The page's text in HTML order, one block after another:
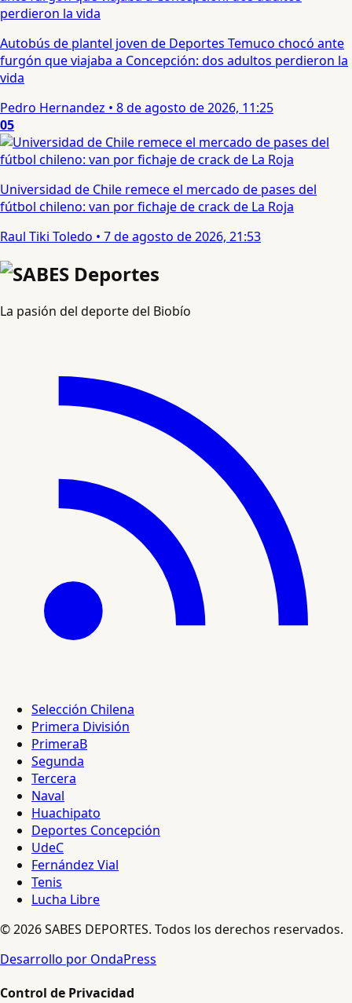
Autobús de plantel joven de Deportes Temuco chocó ante
furgón que viajaba a Concepción: dos adultos perdieron la
vida
Pedro Hernandez • 8 de agosto de 2026, 11:25
05
Universidad de Chile remece el mercado de pases del
fútbol chileno: van por fichaje de crack de La Roja
Raul Tiki Toledo • 7 de agosto de 2026, 21:53
La pasión del deporte del Biobío
Selección Chilena
Primera División
PrimeraB
Segunda
Tercera
Naval
Huachipato
Deportes Concepción
UdeC
Fernández Vial
Tenis
Lucha Libre
© 2026 SABES DEPORTES. Todos los derechos reservados.
Desarrollo por OndaPress
Control de Privacidad